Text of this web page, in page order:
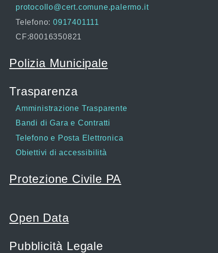
protocollo@cert.comune.palermo.it
Telefono: 0917401111
CF:80016350821
Polizia Municipale
Trasparenza
Amministrazione Trasparente
Bandi di Gara e Contratti
Telefono e Posta Elettronica
Obiettivi di accessibilità
Protezione Civile PA
Open Data
Pubblicità Legale